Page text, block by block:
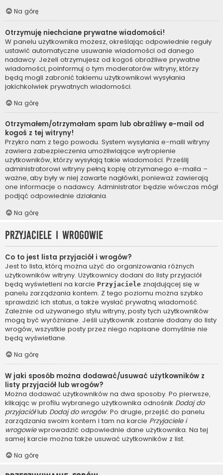
Na górę
Otrzymuję niechciane prywatne wiadomości!
W panelu użytkownika możesz, określając odpowiednie reguły
ustawić automatyczne usuwanie wiadomości od danego
nadawcy. Jeżeli otrzymujesz od kogoś obraźliwe prywatne
wiadomości, poinformuj o tym moderatorów witryny, którzy
będą mogli zabronić takiemu użytkownikowi wysyłania
jakichkolwiek prywatnych wiadomości.
Na górę
Otrzymałem/otrzymałam spam lub obraźliwy e-mail od
kogoś z tej witryny!
Przykro nam z tego powodu. System wysyłania e-maili witryny
zawiera zabezpieczenia umożliwiające wytropienie
użytkowników, którzy wysyłają takie wiadomości. Prześlij
administratorowi witryny pełną kopię otrzymanego e-maila –
ważne, aby były w niej zawarte nagłówki, ponieważ zawierają
one informacje o nadawcy. Administrator będzie wówczas mógł
podjąć odpowiednie działania.
Na górę
Przyjaciele i wrogowie
Co to jest lista przyjaciół i wrogów?
Jest to lista, którą można użyć do organizowania różnych
użytkowników witryny. Użytkownicy dodani do listy przyjaciół
będą wyświetleni na karcie Przyjaciele znajdującej się w
panelu zarządzania kontem. Z tego poziomu można szybko
sprawdzić ich status, a także wysłać prywatną wiadomość.
Zależnie od używanego stylu witryny, posty tych użytkowników
mogą być wyróżniane. Jeśli użytkownik zostanie dodany do listy
wrogów, wszystkie posty przez niego napisane domyślnie nie
będą wyświetlane.
Na górę
W jaki sposób można dodawać/usuwać użytkowników z
listy przyjaciół lub wrogów?
Można dodawać użytkowników na dwa sposoby. Po pierwsze,
klikając w profilu wybranego użytkownika odnośnik Dodaj do
przyjaciółlub Dodaj do wrogów. Po drugie, przejść do panelu
zarządzania swoim kontem i tam na karcie Przyjaciele i
wrogowiewprowadzić odpowiednie dane użytkownika. Na tej
samej karcie można także usuwać użytkowników z list.
Na górę